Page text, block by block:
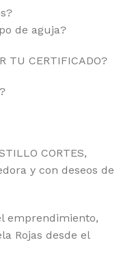
de aguja?
TU CERTIFICADO?
CORTES,
y con deseos de
emprendimiento,
Rojas desde el